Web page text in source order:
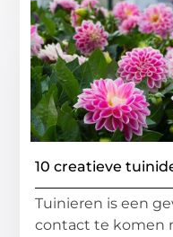
10 creatieve
Tuinieren is een
contact te komen